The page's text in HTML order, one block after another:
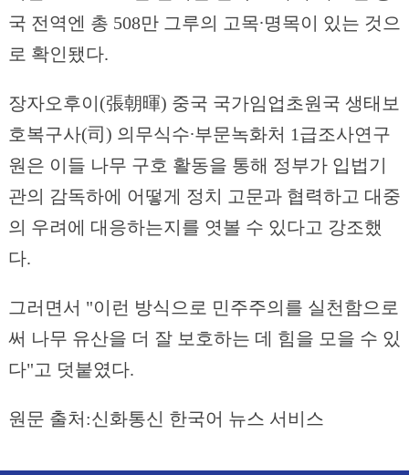
국 전역엔 총 508만 그루의 고목∙명목이 있는 것으
로 확인됐다.
장자오후이(張朝暉) 중국 국가임업초원국 생태보
호복구사(司) 의무식수∙부문녹화처 1급조사연구
원은 이들 나무 구호 활동을 통해 정부가 입법기
관의 감독하에 어떻게 정치 고문과 협력하고 대중
의 우려에 대응하는지를 엿볼 수 있다고 강조했
다.
그러면서 "이런 방식으로 민주주의를 실천함으로
써 나무 유산을 더 잘 보호하는 데 힘을 모을 수 있
다"고 덧붙였다.
원문 출처:신화통신 한국어 뉴스 서비스